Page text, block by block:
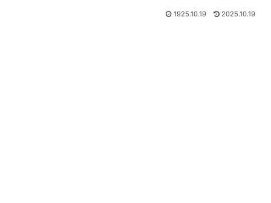
1925.10.19 2025.10.19